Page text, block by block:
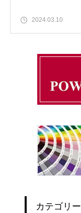
2024.03.10
カテゴリー